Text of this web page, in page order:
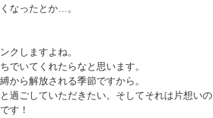
なったとか…。
クしますよね。
でいてくれたらなと思います。
から解放される季節ですから。
過ごしていただきたい。そしてそれは片想いの
す！